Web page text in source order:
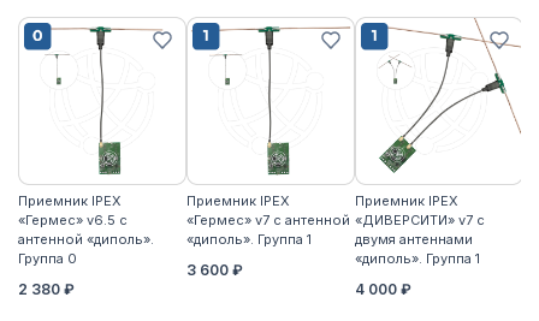
Приемник IPEX
«Гермес» v6.5 с
антенной «диполь».
Группа 0
2 380 ₽
Приемник IPEX
«Гермес» v7 с антенной
«диполь». Группа 1
3 600 ₽
Приемник IPEX
«ДИВЕРСИТИ» v7 с
двумя антеннами
«диполь». Группа 1
4 000 ₽